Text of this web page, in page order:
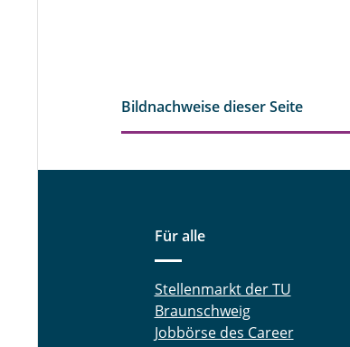
Bildnachweise dieser Seite
Für alle
Stellenmarkt der TU
Braunschweig
Jobbörse des Career